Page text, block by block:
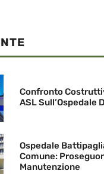
Confronto
ASL Sull’Ospedale
Ospedale
Comune:
Manutenzione